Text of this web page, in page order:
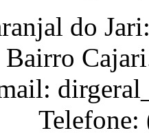
do
Bairro